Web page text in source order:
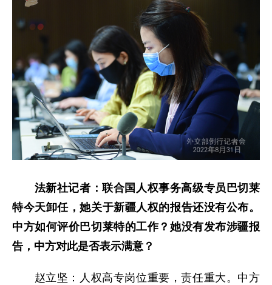
法新社记者：联合国人权事务高级专员巴切莱
特今天卸任，她关于新疆人权的报告还没有公布。
中方如何评价巴切莱特的工作？她没有发布涉疆报
告，中方对此是否表示满意？
赵立坚：人权高专岗位重要，责任重大。中方